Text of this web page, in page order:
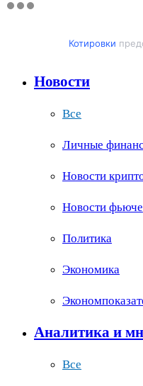
Котировки
Новости
Все
Личные
Новости
Новости
Политика
Экономика
Аналитика и
Все